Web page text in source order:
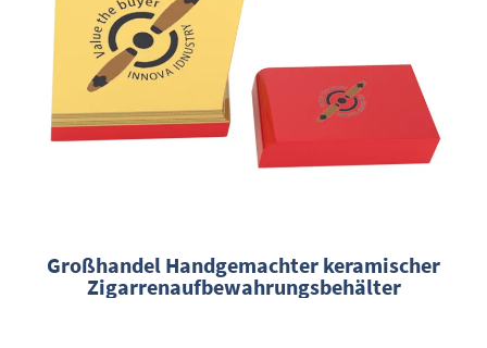
Großhandel Handgemachter keramischer
Zigarrenaufbewahrungsbehälter